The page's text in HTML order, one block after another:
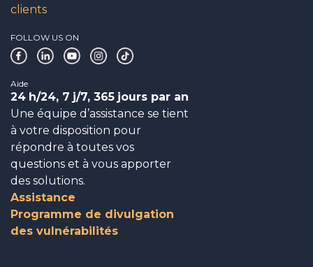
clients
FOLLOW US ON
Aide
24 h/24, 7 j/7, 365 jours par an
Une équipe d’assistance se tient
à votre disposition pour
répondre à toutes vos
questions et à vous apporter
des solutions.
Assistance
Programme de divulgation
des vulnérabilités